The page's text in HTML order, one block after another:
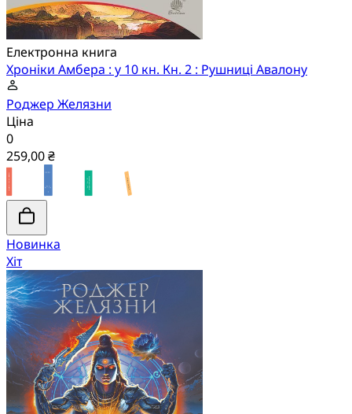
Електронна книга
Хроніки Амбера : у 10 кн. Кн. 2 : Рушниці Авалону
Роджер Желязни
Ціна
0
259,00 ₴
Новинка
Хіт